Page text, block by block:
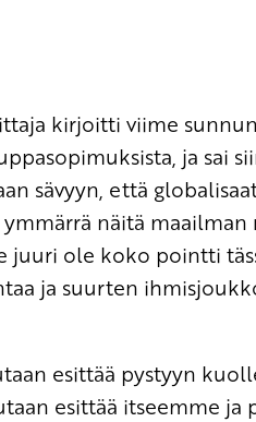
kirjoitti viime
ja sai
sävyyn, että
näitä
juuri ole koko pointti
ja suurten
esittää pystyyn
esittää itseemme